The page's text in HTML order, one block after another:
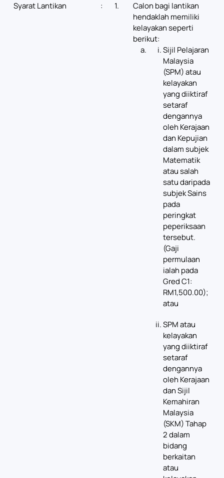
Syarat Lantikan : 1.
Calon bagi lantikan
hendaklah memiliki
kelayakan seperti
berikut:
Sijil Pelajaran
Malaysia
(SPM) atau
kelayakan
yang diiktiraf
setaraf
dengannya
oleh Kerajaan
dan Kepujian
dalam subjek
Matematik
atau salah
satu daripada
subjek Sains
pada
peringkat
peperiksaan
tersebut.
(Gaji
permulaan
ialah pada
Gred C1:
RM1,500.00);
atau
SPM atau
kelayakan
yang diiktiraf
setaraf
dengannya
oleh Kerajaan
dan Sijil
Kemahiran
Malaysia
(SKM) Tahap
2 dalam
bidang
berkaitan
atau